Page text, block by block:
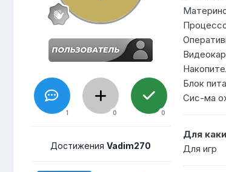
1 0 0
Достижения Vadim270
Блок
Сис-ма
Для
Для игр